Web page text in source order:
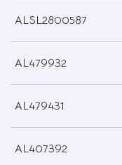
ALSL2800587
AL479932
AL479431
AL407392